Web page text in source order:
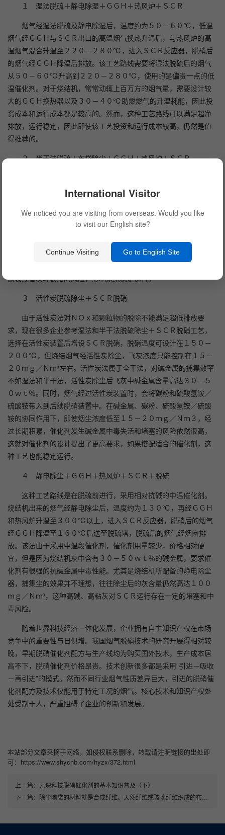
１ 湿法脱硫＋静电除湿＋ＧＧＨ＋热风炉＋ＳＣＲ
烟气经湿法脱硫及静电除湿后，温度约为５０－６０℃，低温
烟气经ＧＧＨ与ＳＣＲ出口的高温烟气换热升温后，与热风炉的高
温烟气混合升温至２２０－２８０℃，进入ＳＣＲ反应器，脱硝后
的烟气经ＧＧＨ降温后排放。该工艺路线需要将湿法脱硫后的烟气
从５０－６０℃升高到２２０－２８０℃，使用的是偏贵一点的低
温催化剂。对于烧结机，常常动辄上百万方的烟气量，需要设计较
大的ＧＧＨ换热器以及３０－４０℃助燃燃气的升温耗能，因此投
资成本和运行成本都是较高的。然而，这种工艺路线可以满足超净
排放，运行稳定，因此即使该工艺投资和运行成本较高，仍然是值
得推荐的。
２ 半干法脱硫＋布袋除尘＋ＧＧＨ＋热风炉＋ＳＣＲ
气经ＧＧＨ与ＳＣＲ出口的高温烟气换热升温后，与热风炉的高温
烟气至ＧＧＨ降温后排放。该工艺路线采用的也是偏贵的低温催化
剂，适用于半干法脱硫的烧结机。半干法脱硫除尘后烟气已经相对
洁净，经过升温再脱硝，可以满足超净排放，运行稳定，也是推荐
的工艺路线。但是由于半干法采用碱性物质吸收二氧化硫，而碱性
滤袋或者灰斗板结的风险，影响系统稳定运行。
３ 活性炭脱硫除尘＋ＳＣＲ脱硝
由于活性炭法对ＮＯｘ和颗粒物的脱除不能满足超低排放要
求，现在很多企业参考湿法和半干法脱硫除尘＋ＳＣＲ脱硝工艺，
选择在活性炭装置后增设ＳＣＲ脱硝，脱硝温度可设计在１５０－
２００℃，但烧结烟气经活性炭除尘，飞灰浓度只能控制在１５－
２０ｍｇ／Ｎｍ³左右。活性炭法属于全干法，对碱金属的捕集效率
不如湿法和半干法，活性炭除尘后飞灰中碱金属含量高达３０－５
０ｗｔ％。同时，烟气经过活性炭装置时，会将碳粉和硫酸氢铵／
硫酸铵带入到后续脱硝装置中。在碱金属、碳粉、硫酸氢铵／硫酸
铵的协同作用下，即使烟尘浓度低至１５－２０ｍｇ／Ｎｍ３，经
过长期积累，催化剂发生碱金属中毒失活和堵塞的风险依然很高，
这就对催化剂的设计提出了更高要求，如果搭配适合的催化剂，这
种工艺也能稳定运行。
４ 静电除尘＋ＧＧＨ＋热风炉＋ＳＣＲ＋脱硫
这种工艺路线是在脱硫前进行，采用相对抗碱的中温催化剂。
烧结机出来的烟气经静电除尘后，温度约为１３０℃，再经ＧＧＨ
和热风炉升温至３００℃以上，进入ＳＣＲ反应器，脱硝后的烟气
经ＧＧＨ降温至１６０℃后送至脱硫塔，脱硫后的烟气经烟囱排
放。该法由于采用中温段催化剂，催化剂用量较少，价格相对便
宜，但是因为烧结机灰中含有３０－５０ｗｔ％的碱金属，要求催
化剂有很强的抗碱金属中毒性能。尤其是烧结机所配备的静电除尘
器，捕集尘的效果并不理想，往往除尘后的灰含量仍然高达１００
ｍｇ／Ｎｍ³，这种高碱、高粘灰对ＳＣＲ运行存在一定的堵塞和中
毒风险。
随着世界科技经济一体化发展，企业拥有自主知识产权在市场
竞争中的重要性与日俱增。我国烟气脱硝技术的研究开展得相对较
晚，早期脱硝催化剂配方与生产线均为购买国外技术，生产成本居
高不下，脱硝催化剂价格昂贵。技术创新很多都是采用“引进－吸收
－再引进”的模式。然而不同行业烟气性质差异巨大，引进的脱硝催
化剂配方及技术仅能用于特定工况的烟气。核心技术和知识产权处
处受制于人，严重阻碍了企业的创新和发展。
本站部分文章采摘于网络，如侵权联系删除，转载请注明链接的出处即
可：https://www.shychb.com/hyzx/372.html
上一篇： 元琛科技脱硝催化剂的基本知识普及（下）
下一篇： 除尘滤袋的材料就是合成纤维、天然纤维或玻璃纤维织成的布或毡
International Visitor
We noticed you are visiting from overseas. Would you like
to visit our English site?
Continue Visiting Go to English Site